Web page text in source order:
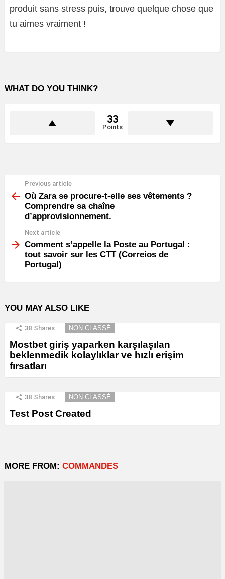
produit sans stress puis, trouve quelque chose que
tu aimes vraiment !
WHAT DO YOU THINK?
33
Points
more
Previous article
Où Zara se procure-t-elle ses vêtements ?
Comprendre sa chaîne
d’approvisionnement.
Next article
Comment s’appelle la Poste au Portugal :
tout savoir sur les CTT (Correios de
Portugal)
YOU MAY ALSO LIKE
38 Shares NON CLASSÉ
Mostbet giriş yaparken karşılaşılan
beklenmedik kolaylıklar ve hızlı erişim
fırsatları
38 Shares NON CLASSÉ
Test Post Created
MORE FROM: COMMANDES